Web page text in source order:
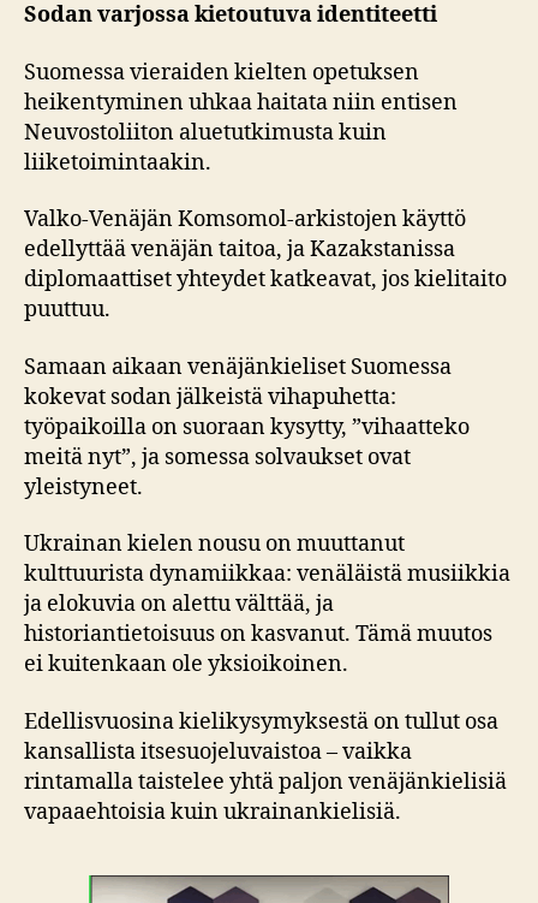
Sodan varjossa kietoutuva identiteetti
Suomessa vieraiden kielten opetuksen
heikentyminen uhkaa haitata niin entisen
Neuvostoliiton aluetutkimusta kuin
liiketoimintaakin.
Valko-Venäjän Komsomol-arkistojen käyttö
edellyttää venäjän taitoa, ja Kazakstanissa
diplomaattiset yhteydet katkeavat, jos kielitaito
puuttuu.
Samaan aikaan venäjänkieliset Suomessa
kokevat sodan jälkeistä vihapuhetta:
työpaikoilla on suoraan kysytty, ”vihaatteko
meitä nyt”, ja somessa solvaukset ovat
yleistyneet.
Ukrainan kielen nousu on muuttanut
kulttuurista dynamiikkaa: venäläistä musiikkia
ja elokuvia on alettu välttää, ja
historiantietoisuus on kasvanut. Tämä muutos
ei kuitenkaan ole yksioikoinen.
Edellisvuosina kielikysymyksestä on tullut osa
kansallista itsesuojeluvaistoa – vaikka
rintamalla taistelee yhtä paljon venäjänkielisiä
vapaaehtoisia kuin ukrainankielisiä.